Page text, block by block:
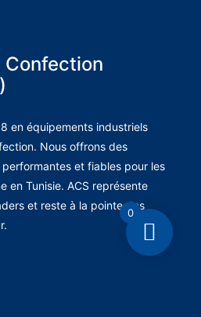
en équipements industriels
Nous offrons des
et fiables pour les
en Tunisie. ACS représente
et reste à la pointe des
0